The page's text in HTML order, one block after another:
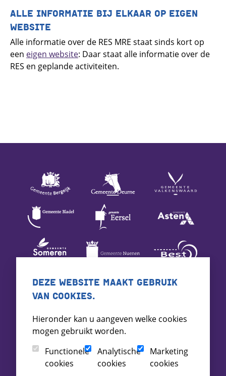
ALLE INFORMATIE BIJ ELKAAR OP EIGEN
WEBSITE
Alle informatie over de RES MRE staat sinds kort op
een eigen website: Daar staat alle informatie over de
RES en geplande activiteiten.
DEZE WEBSITE MAAKT GEBRUIK
VAN COOKIES.
Hieronder kan u aangeven welke cookies
mogen gebruikt worden.
Functionele
cookies
Analytische
cookies
Marketing
cookies